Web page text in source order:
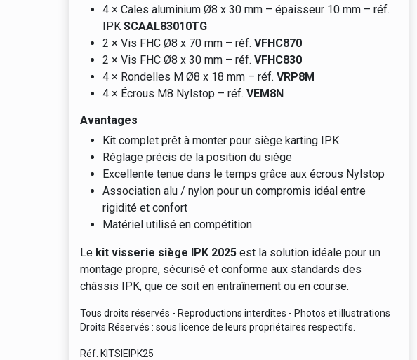
4 × Cales aluminium Ø8 x 30 mm – épaisseur 10 mm – réf.
IPK SCAAL83010TG
2 × Vis FHC Ø8 x 70 mm – réf. VFHC870
2 × Vis FHC Ø8 x 30 mm – réf. VFHC830
4 × Rondelles M Ø8 x 18 mm – réf. VRP8M
4 × Écrous M8 Nylstop – réf. VEM8N
Avantages
Kit complet prêt à monter pour siège karting IPK
Réglage précis de la position du siège
Excellente tenue dans le temps grâce aux écrous Nylstop
Association alu / nylon pour un compromis idéal entre
rigidité et confort
Matériel utilisé en compétition
Le kit visserie siège IPK 2025 est la solution idéale pour un
montage propre, sécurisé et conforme aux standards des
châssis IPK, que ce soit en entraînement ou en course.
Tous droits réservés - Reproductions interdites - Photos et illustrations
Droits Réservés : sous licence de leurs propriétaires respectifs.
Réf. KITSIEIPK25